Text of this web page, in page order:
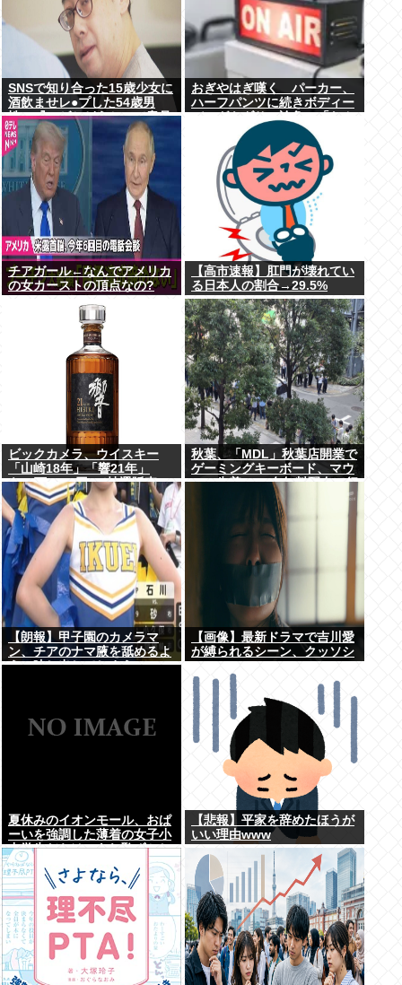
SNSで知り合った15歳少女に
酒飲ませレ●プした54歳男
性、『ハゲかどうか』で意見
が真っ二つに分かれる
おぎやはぎ嘆く パーカー、
ハーフパンツに続きボディー
バッグもダサい論争に「なん
でおじさんだけ言われる
の？」
チアガール←なんでアメリカ
の女カーストの頂点なの?
【高市速報】肛門が壊れてい
る日本人の割合→29.5%
ビックカメラ、ウイスキー
「山崎18年」「響21年」
を”6万7100円”で抽選販売
秋葉、「MDL」秋葉店開業で
ゲーミングキーボード、マウ
ス、先着1000名無料配布で行
列。まだいけるぞ急げ!!
【朗報】甲子園のカメラマ
ン、チアのナマ腋を舐めるよ
うに映し出してしまう
【画像】最新ドラマで吉川愛
が縛られるシーン、クッソシ
夏休みのイオンモール、おぱ
ーいを強調した薄着の女子小
中学生だらけ。あれ恥ずかし
くないの？
【悲報】平家を辞めたほうが
いい理由www